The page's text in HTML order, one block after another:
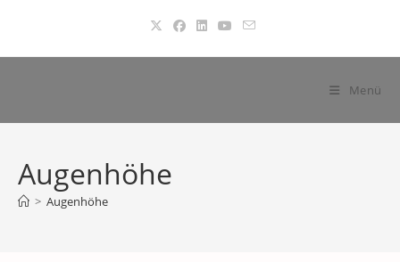
springen
Menü
Augenhöhe
> Augenhöhe